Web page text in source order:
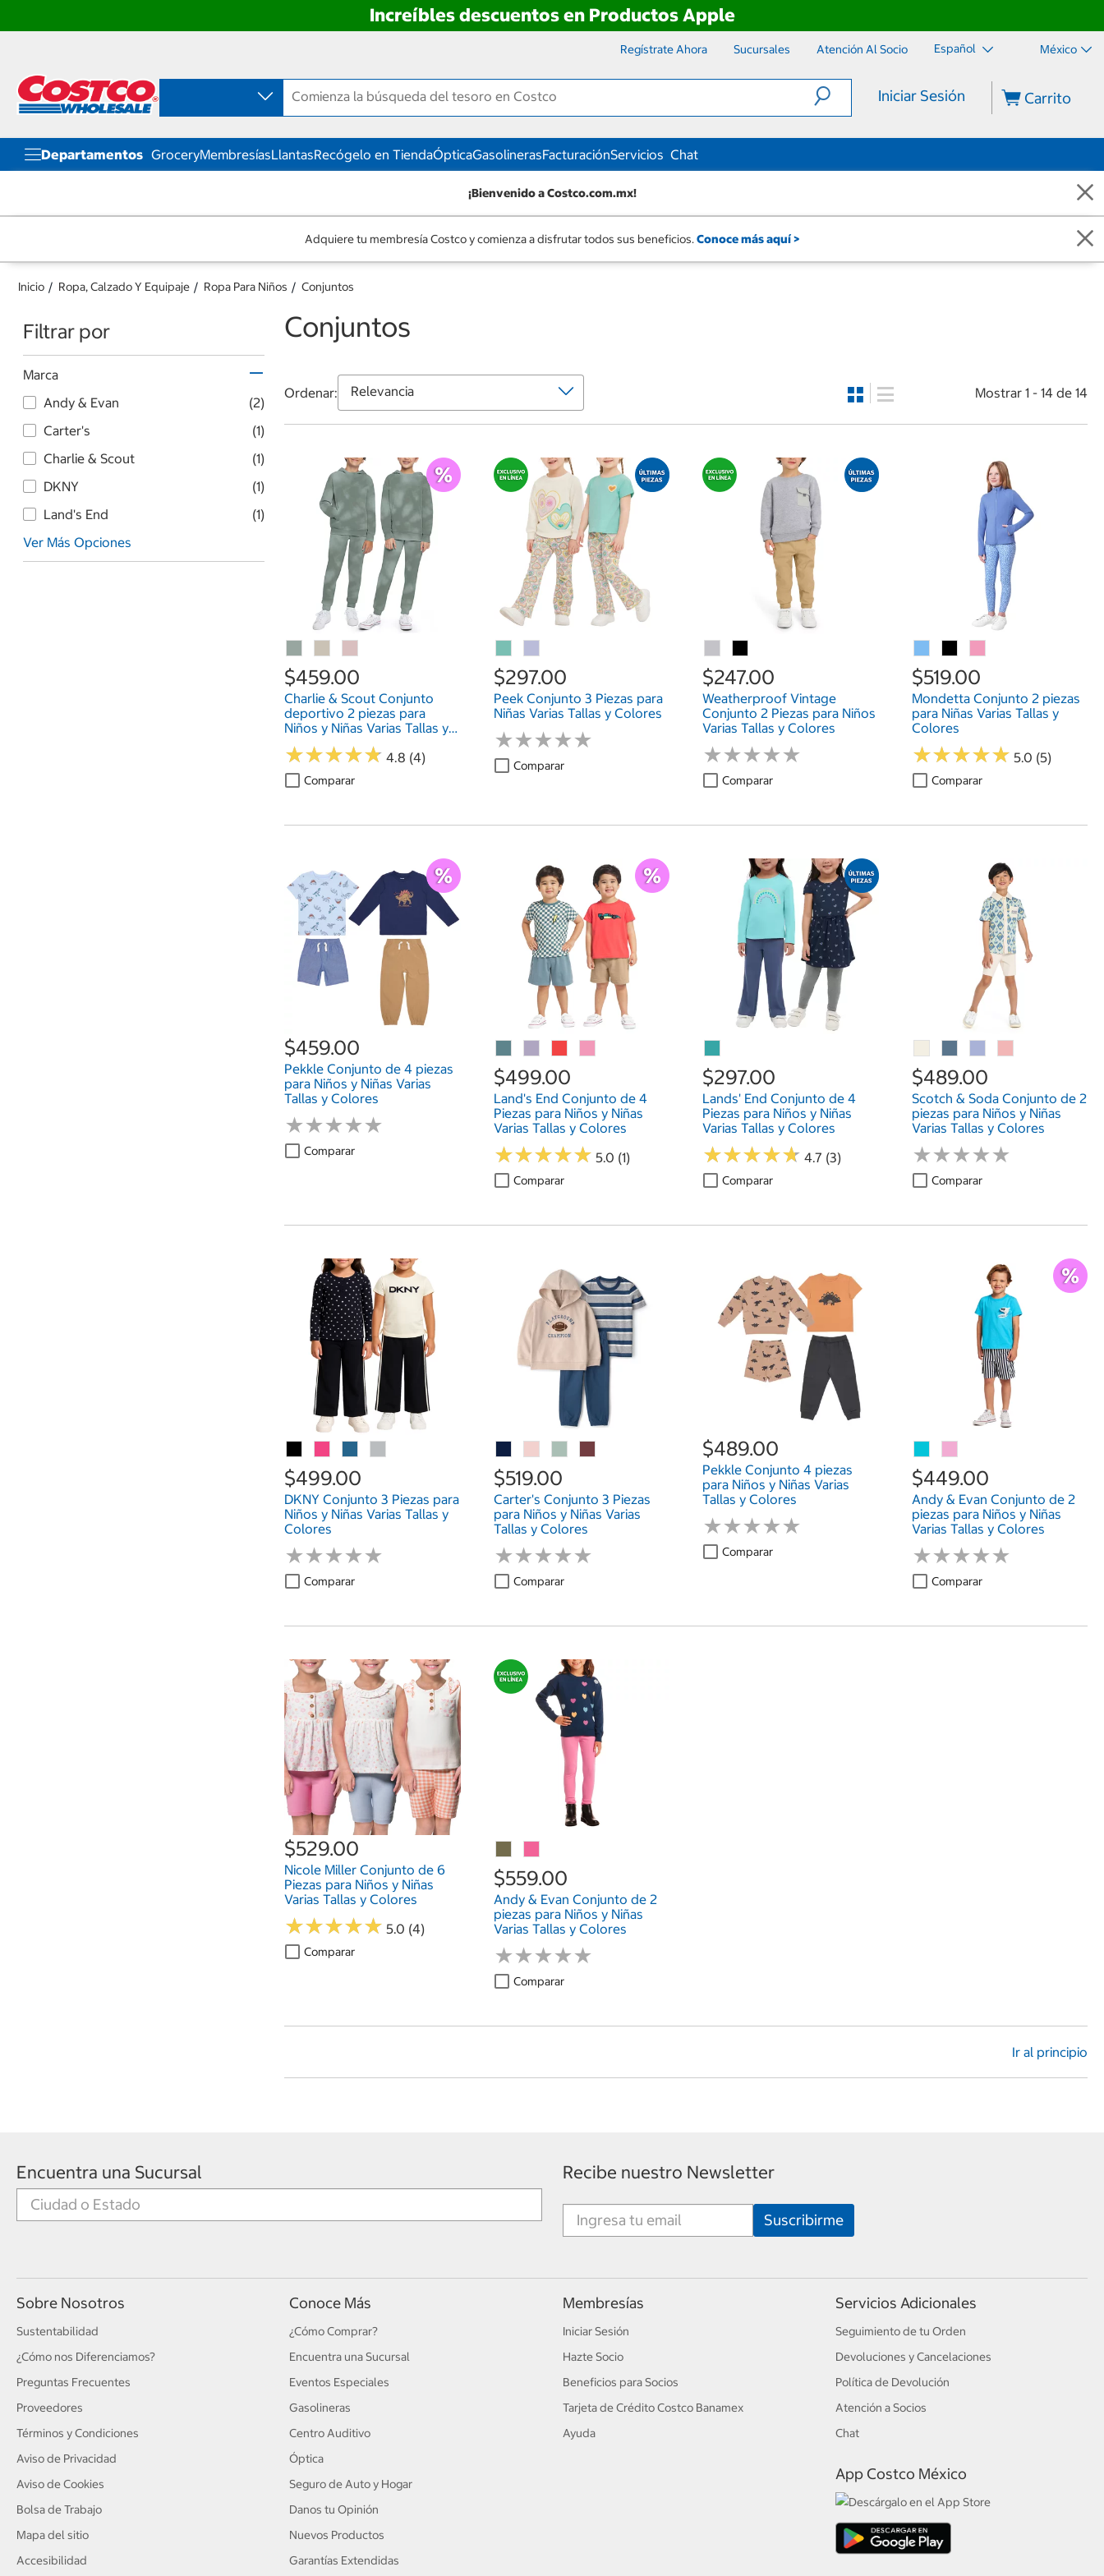
Increíbles descuentos en Productos Apple
contenido
menú
navegación
Regístrate Ahora Sucursales Atención Al Socio Español México
Iniciar Sesión Carrito
Departamentos GroceryMembresíasLlantasRecógelo en TiendaÓpticaGasolinerasFacturaciónServicios Chat
¡Bienvenido a Costco.com.mx!
Adquiere tu membresía Costco y comienza a disfrutar todos sus beneficios. Conoce más aquí >
Inicio Ropa, Calzado Y Equipaje Ropa Para Niños Conjuntos
Filtrar por
Marca
Andy & Evan
(2)
Carter's
(1)
Charlie & Scout
(1)
DKNY
(1)
Land's End
(1)
Ver Más Opciones
Conjuntos
Ordenar: Mostrar 1 - 14 de 14
$459.00
Charlie & Scout Conjunto
deportivo 2 piezas para
Niños y Niñas Varias Tallas y
Colores
★★★★★
★★★★★ 4.8 (4)
Comparar
$297.00
Peek Conjunto 3 Piezas para
Niñas Varias Tallas y Colores
★★★★★
★★★★★
Comparar
$247.00
Weatherproof Vintage
Conjunto 2 Piezas para Niños
Varias Tallas y Colores
★★★★★
★★★★★
Comparar
$519.00
Mondetta Conjunto 2 piezas
para Niñas Varias Tallas y
Colores
★★★★★
★★★★★ 5.0 (5)
Comparar
$459.00
Pekkle Conjunto de 4 piezas
para Niños y Niñas Varias
Tallas y Colores
★★★★★
★★★★★
Comparar
$499.00
Land's End Conjunto de 4
Piezas para Niños y Niñas
Varias Tallas y Colores
★★★★★
★★★★★ 5.0 (1)
Comparar
$297.00
Lands' End Conjunto de 4
Piezas para Niños y Niñas
Varias Tallas y Colores
★★★★★
★★★★★ 4.7 (3)
Comparar
$489.00
Scotch & Soda Conjunto de 2
piezas para Niños y Niñas
Varias Tallas y Colores
★★★★★
★★★★★
Comparar
$499.00
DKNY Conjunto 3 Piezas para
Niños y Niñas Varias Tallas y
Colores
★★★★★
★★★★★
Comparar
$519.00
Carter's Conjunto 3 Piezas
para Niños y Niñas Varias
Tallas y Colores
★★★★★
★★★★★
Comparar
$489.00
Pekkle Conjunto 4 piezas
para Niños y Niñas Varias
Tallas y Colores
★★★★★
★★★★★
Comparar
$449.00
Andy & Evan Conjunto de 2
piezas para Niños y Niñas
Varias Tallas y Colores
★★★★★
★★★★★
Comparar
$529.00
Nicole Miller Conjunto de 6
Piezas para Niños y Niñas
Varias Tallas y Colores
★★★★★
★★★★★ 5.0 (4)
Comparar
$559.00
Andy & Evan Conjunto de 2
piezas para Niños y Niñas
Varias Tallas y Colores
★★★★★
★★★★★
Comparar
Ir al principio
Encuentra una Sucursal Recibe nuestro Newsletter
Sobre Nosotros
Sustentabilidad
¿Cómo nos Diferenciamos?
Preguntas Frecuentes
Proveedores
Términos y Condiciones
Aviso de Privacidad
Aviso de Cookies
Bolsa de Trabajo
Mapa del sitio
Accesibilidad
Conoce Más
¿Cómo Comprar?
Encuentra una Sucursal
Eventos Especiales
Gasolineras
Centro Auditivo
Óptica
Seguro de Auto y Hogar
Danos tu Opinión
Nuevos Productos
Garantías Extendidas
Membresías
Iniciar Sesión
Hazte Socio
Beneficios para Socios
Tarjeta de Crédito Costco Banamex
Ayuda
Servicios Adicionales
Seguimiento de tu Orden
Devoluciones y Cancelaciones
Política de Devolución
Atención a Socios
Chat
App Costco México